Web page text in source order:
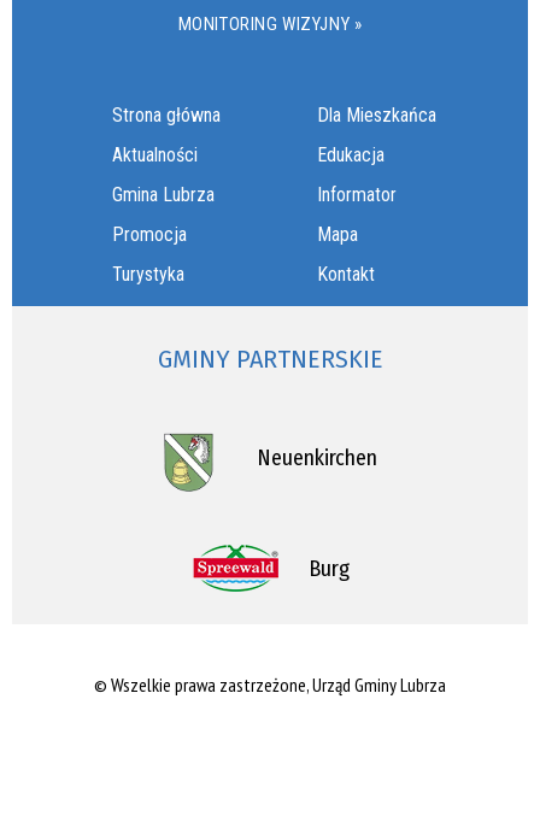
MONITORING WIZYJNY »
Strona główna
Aktualności
Gmina Lubrza
Promocja
Turystyka
Dla Mieszkańca
Edukacja
Informator
Mapa
Kontakt
GMINY PARTNERSKIE
Neuenkirchen
Burg
© Wszelkie prawa zastrzeżone, Urząd Gminy Lubrza